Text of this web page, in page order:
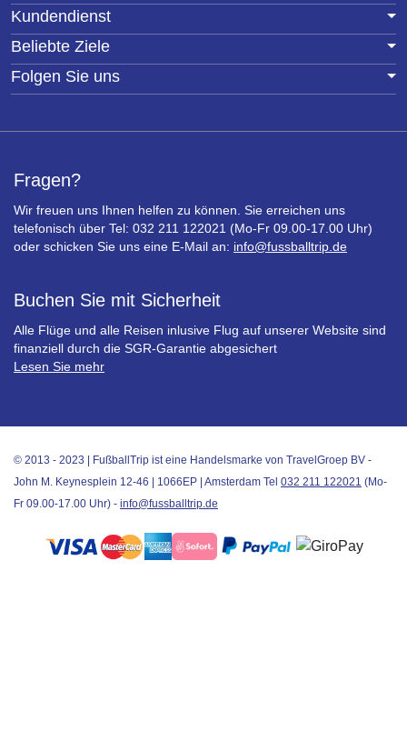
Kundendienst
Beliebte Ziele
Folgen Sie uns
Fragen?
Wir freuen uns Ihnen helfen zu können. Sie erreichen uns
telefonisch über Tel: 032 211 122021 (Mo-Fr 09.00-17.00 Uhr)
oder schicken Sie uns eine E-Mail an: info@fussballtrip.de
Buchen Sie mit Sicherheit
Alle Flüge und alle Reisen inlusive Flug auf unserer Website sind
finanziell durch die SGR-Garantie abgesichert
Lesen Sie mehr
© 2013 - 2023 | FußballTrip ist eine Handelsmarke von TravelGroep BV -
John M. Keynesplein 12-46 | 1066EP | Amsterdam Tel 032 211 122021 (Mo-
Fr 09.00-17.00 Uhr) - info@fussballtrip.de